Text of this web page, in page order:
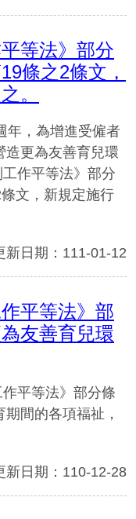
等法》部分
條之2條文，
。
年，為增進受僱者
造更為友善育兒環
作平等法》部分
文，新規定施行
新日期：111-01-12
平等法》部
友善育兒環
平等法》部分條
間的各項福祉，
新日期：110-12-28